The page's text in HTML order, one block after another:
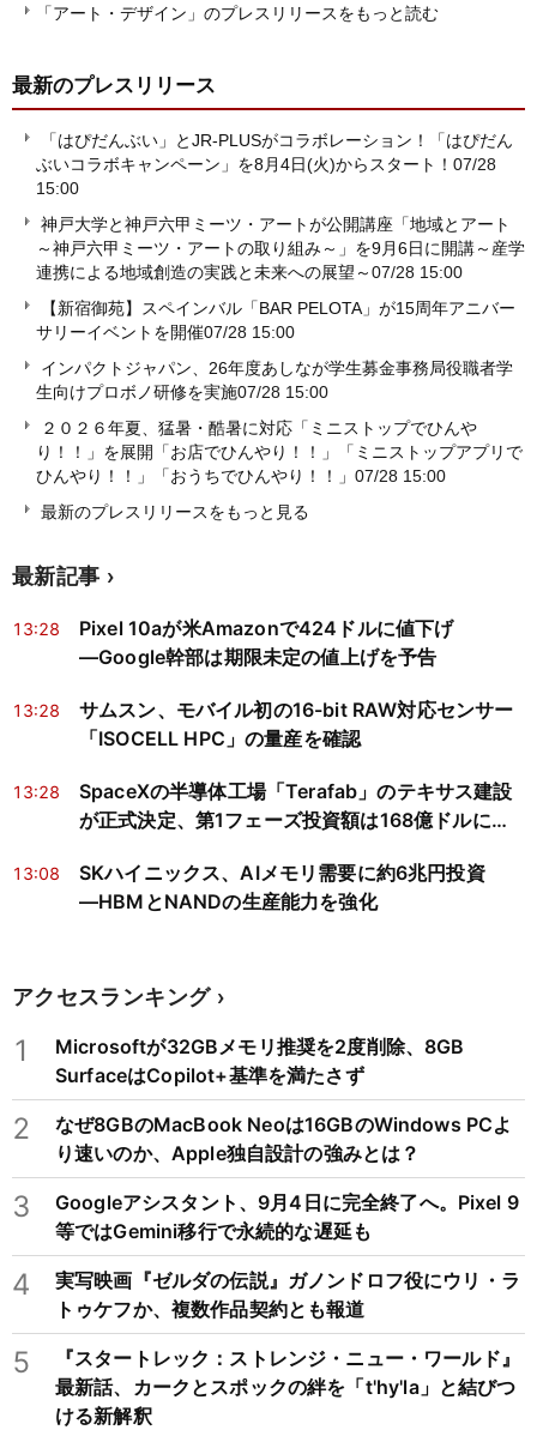
「アート・デザイン」のプレスリリースをもっと読む
最新のプレスリリース
「はぴだんぶい」とJR-PLUSがコラボレーション！「はぴだん
ぶいコラボキャンペーン」を8月4日(火)からスタート！ 07/28
15:00
神戸大学と神戸六甲ミーツ・アートが公開講座「地域とアート
～神戸六甲ミーツ・アートの取り組み～」を9月6日に開講～産学
連携による地域創造の実践と未来への展望～07/28 15:00
【新宿御苑】スペインバル「BAR PELOTA」が15周年アニバー
サリーイベントを開催07/28 15:00
インパクトジャパン、26年度あしなが学生募金事務局役職者学
生向けプロボノ研修を実施07/28 15:00
２０２６年夏、猛暑・酷暑に対応「ミニストップでひんや
り！！」を展開「お店でひんやり！！」「ミニストップアプリで
ひんやり！！」「おうちでひんやり！！」 07/28 15:00
最新のプレスリリースをもっと見る
最新記事
13:28
Pixel 10aが米Amazonで424ドルに値下げ
―Google幹部は期限未定の値上げを予告
13:28
サムスン、モバイル初の16-bit RAW対応センサー
「ISOCELL HPC」の量産を確認
13:28
SpaceXの半導体工場「Terafab」のテキサス建設
が正式決定、第1フェーズ投資額は168億ドルに縮
13:08
SKハイニックス、AIメモリ需要に約6兆円投資
―HBMとNANDの生産能力を強化
アクセスランキング
1
Microsoftが32GBメモリ推奨を2度削除、8GB
SurfaceはCopilot+基準を満たさず
2
なぜ8GBのMacBook Neoは16GBのWindows PCよ
り速いのか、Apple独自設計の強みとは？
3
Googleアシスタント、9月4日に完全終了へ。Pixel 9
等ではGemini移行で永続的な遅延も
4
実写映画『ゼルダの伝説』ガノンドロフ役にウリ・ラ
トゥケフか、複数作品契約とも報道
5
『スタートレック：ストレンジ・ニュー・ワールド』
最新話、カークとスポックの絆を「t'hy'la」と結びつ
ける新解釈